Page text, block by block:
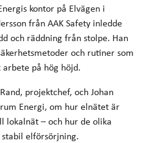
kontor på Elvägen i
från AAK Safety inledde
och räddning från stolpe. Han
och rutiner som
på hög höjd.
projektchef, och Johan
Energi, om hur elnätet är
lokalnät – och hur de olika
elförsörjning.